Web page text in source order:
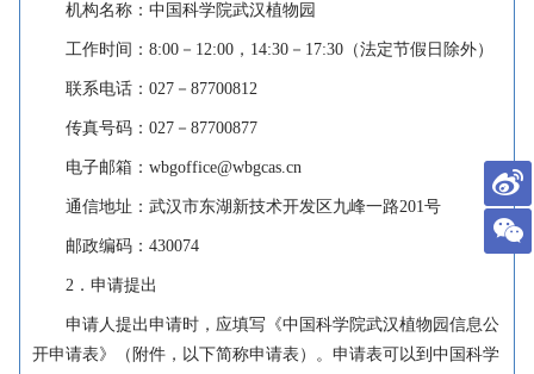
机构名称：中国科学院武汉植物园
工作时间：8:00－12:00，14:30－17:30（法定节假日除外）
联系电话：027－87700812
传真号码：027－87700877
电子邮箱：wbgoffice@wbgcas.cn
通信地址：武汉市东湖新技术开发区九峰一路201号
邮政编码：430074
2．申请提出
申请人提出申请时，应填写《中国科学院武汉植物园信息公
开申请表》（附件，以下简称申请表）。申请表可以到中国科学